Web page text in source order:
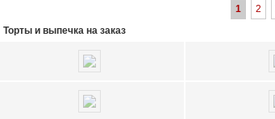
1
2
Торты и выпечка на заказ